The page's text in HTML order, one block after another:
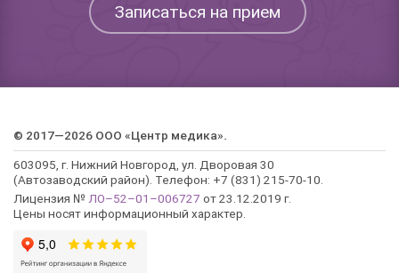
Записаться на прием
© 2017—2026 ООО «Центр медика».
603095, г. Нижний Новгород, ул. Дворовая 30
(Автозаводский район). Телефон: +7 (831) 215-70-10.
Лицензия № ЛО–52–01–006727 от 23.12.2019 г.
Цены носят информационный характер.